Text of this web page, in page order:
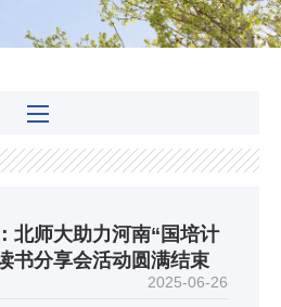
北师大助力河南“国培计
书分享会活动圆满结束
2025-06-26